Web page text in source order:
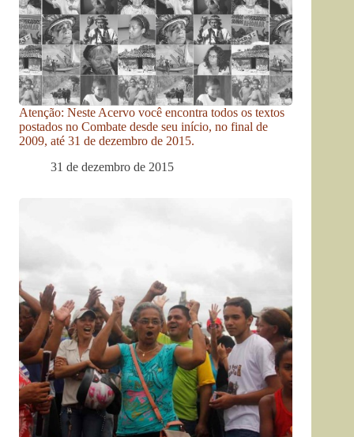
Atenção: Neste Acervo você encontra todos os textos
postados no Combate desde seu início, no final de
2009, até 31 de dezembro de 2015.
31 de dezembro de 2015